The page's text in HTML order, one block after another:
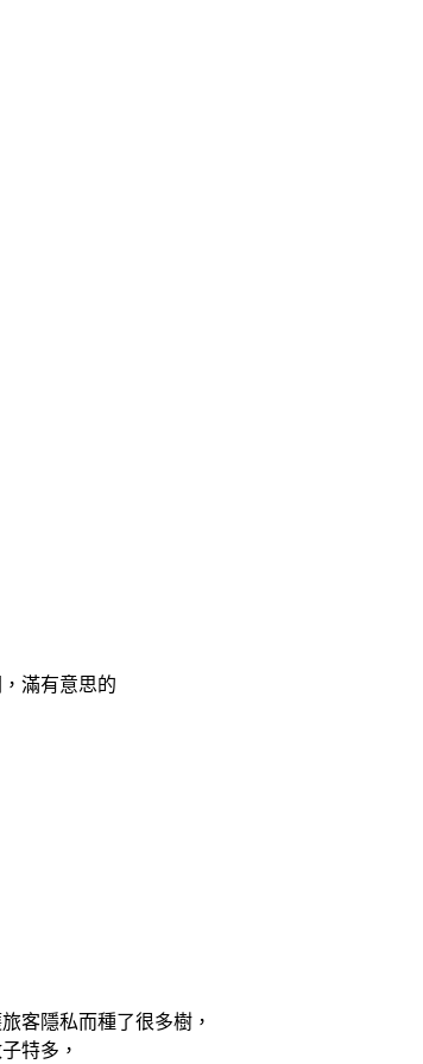
滿有意思的
客隱私而種了很多樹，
特多，